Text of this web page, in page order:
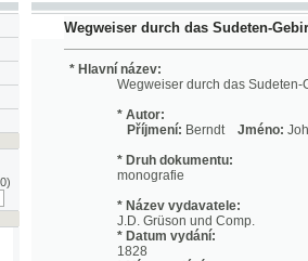
Wegweiser durch das Sudeten-Gebirge
* Hlavní název:
Wegweiser durch das Sudeten-Gebirge
* Autor:
* Druh dokumentu:
* Název vydavatele:
J.D. Grüson und Comp.
* Datum vydání:
* Místo vydání:
Breslau